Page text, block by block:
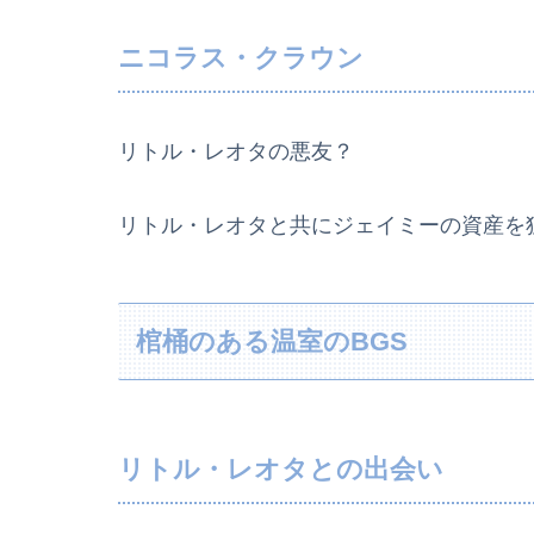
ニコラス・クラウン
リトル・レオタの悪友？
リトル・レオタと共にジェイミーの資産を
棺桶のある温室のBGS
リトル・レオタとの出会い